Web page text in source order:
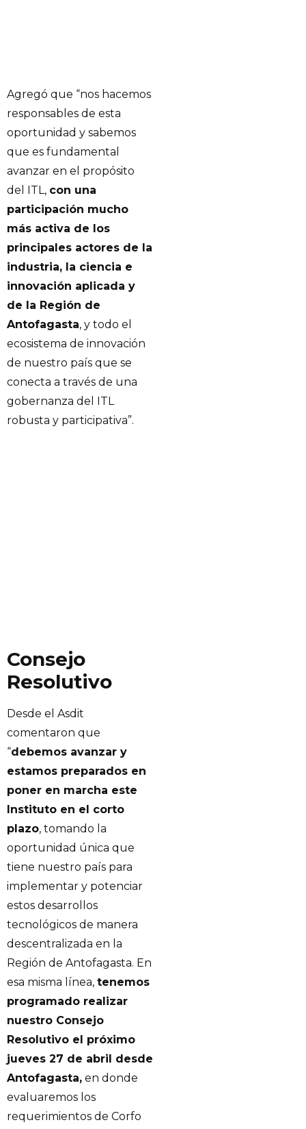
Agregó que “nos hacemos
responsables de esta
oportunidad y sabemos
que es fundamental
avanzar en el propósito
del ITL, con una
participación mucho
más activa de los
principales actores de la
industria, la ciencia e
innovación aplicada y
de la Región de
Antofagasta, y todo el
ecosistema de innovación
de nuestro país que se
conecta a través de una
gobernanza del ITL
robusta y participativa”.
Consejo
Resolutivo
Desde el Asdit
comentaron que
“debemos avanzar y
estamos preparados en
poner en marcha este
Instituto en el corto
plazo, tomando la
oportunidad única que
tiene nuestro país para
implementar y potenciar
estos desarrollos
tecnológicos de manera
descentralizada en la
Región de Antofagasta. En
esa misma línea, tenemos
programado realizar
nuestro Consejo
Resolutivo el próximo
jueves 27 de abril desde
Antofagasta, en donde
evaluaremos los
requerimientos de Corfo